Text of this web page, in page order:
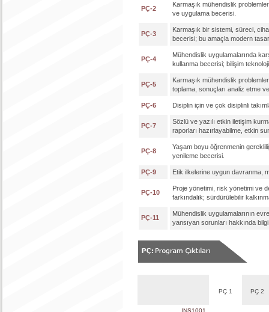
PÇ-2
Karmaşık mühendislik
ve uygulama becerisi.
PÇ-3
Karmaşık bir sistemi, süreci,
becerisi; bu amaçla modern
PÇ-4
Mühendislik uygulamalarında
kullanma becerisi; bilişim
PÇ-5
Karmaşık mühendislik
toplama, sonuçları analiz etme
PÇ-6 Disiplin için ve çok disiplinli
PÇ-7
Sözlü ve yazılı etkin iletişim
raporları hazırlayabilme, etkin
PÇ-8
Yaşam boyu öğrenmenin
yenileme becerisi.
PÇ-9 Etik ilkelerine uygun davranma,
PÇ-10
Proje yönetimi, risk yönetimi ve
farkındalık; sürdürülebilir
PÇ-11
Mühendislik uygulamalarının
yansıyan sorunları hakkında
PÇ 1 PÇ 2
INS1001